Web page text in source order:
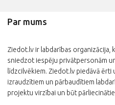
Par mums
Ziedot.lv ir labdarības organizācija,
sniedzot iespēju privātpersonām
līdzcilvēkiem. Ziedot.lv piedāvā
izraudzītiem un pārbaudītiem
projektu virzībai un būt